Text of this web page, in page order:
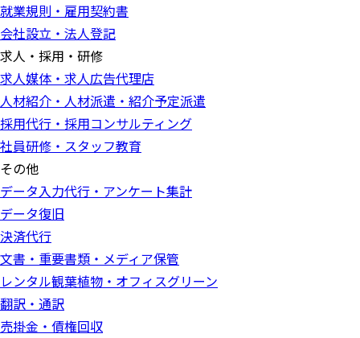
就業規則・雇用契約書
会社設立・法人登記
求人・採用・研修
求人媒体・求人広告代理店
人材紹介・人材派遣・紹介予定派遣
採用代行・採用コンサルティング
社員研修・スタッフ教育
その他
データ入力代行・アンケート集計
データ復旧
決済代行
文書・重要書類・メディア保管
レンタル観葉植物・オフィスグリーン
翻訳・通訳
売掛金・債権回収